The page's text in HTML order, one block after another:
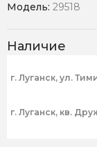
Модель: 29518
Наличие
г. Луганск, ул.
г. Луганск, кв.